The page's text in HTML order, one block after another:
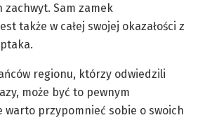
zachwyt. Sam zamek
także w całej swojej okazałości z
regionu, którzy odwiedzili
może być to pewnym
warto przypomnieć sobie o swoich